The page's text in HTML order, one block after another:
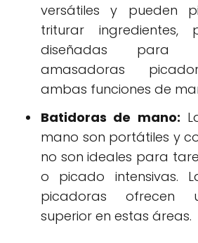
versátiles y pueden
triturar
diseñadas para
amasadoras
ambas funciones de
Batidoras de mano:
mano son portátiles y
no son ideales para
o picado intensivas.
picadoras ofrecen
superior en estas áreas.